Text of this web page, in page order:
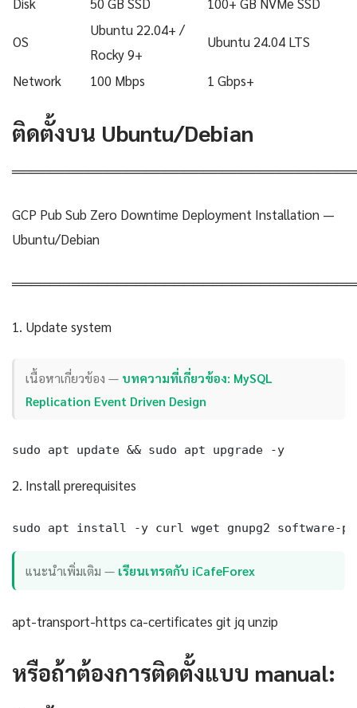
OS
Ubuntu 22.04+ /
Rocky 9+
Ubuntu 24.04 LTS
Network 100 Mbps 1 Gbps+
ติดตั้งบน Ubuntu/Debian
GCP Pub Sub Zero Downtime Deployment Installation —
Ubuntu/Debian
1. Update system
เนื้อหาเกี่ยวข้อง — บทความที่เกี่ยวข้อง: MySQL
Replication Event Driven Design
sudo apt update && sudo apt upgrade -y
2. Install prerequisites
sudo apt install -y curl wget gnupg2 software-
แนะนำเพิ่มเติม — เรียนเทรดกับ iCafeForex
apt-transport-https ca-certificates git jq unzip
หรือถ้าต้องการติดตั้งแบบ manual: